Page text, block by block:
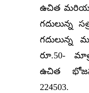
ఉచిత మరియు
గదులున్న
గదులున్న
రూ.50-
ఉచిత
224503.